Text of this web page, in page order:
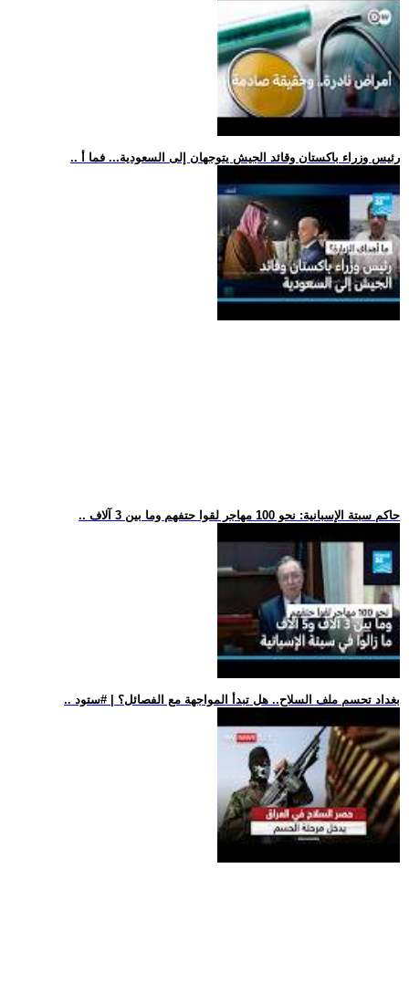
.. رئيس وزراء باكستان وقائد الجيش يتوجهان إلى السعودية... فما أ
.. حاكم سبتة الإسبانية: نحو 100 مهاجر لقوا حتفهم وما بين 3 آلاف
.. بغداد تحسم ملف السلاح.. هل تبدأ المواجهة مع الفصائل؟ | #ستود